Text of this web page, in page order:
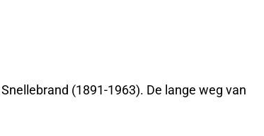
(1891-1963). De lange weg van